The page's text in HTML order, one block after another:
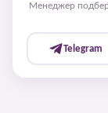
Менеджер
Telegram